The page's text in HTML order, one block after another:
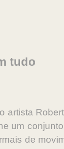
tudo
artista
um
de